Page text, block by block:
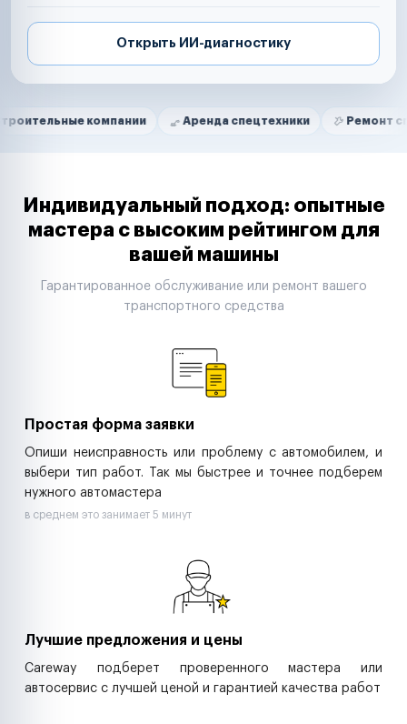
Открыть ИИ-диагностику
Нам доверяют
компании Аренда спецтехники Ремонт
Маркетплейсы
Таксопарки
Автодилеры
Строительные компании
Аренда спецтехники
Индивидуальный подход: опытные
мастера с высоким рейтингом для
вашей машины
Гарантированное обслуживание или ремонт вашего
транспортного средства
Простая форма заявки
Опиши неисправность или проблему с автомобилем, и
выбери тип работ. Так мы быстрее и точнее подберем
нужного автомастера
в среднем это занимает 5 минут
Лучшие предложения и цены
Careway подберет проверенного мастера или
автосервис с лучшей ценой и гарантией качества работ